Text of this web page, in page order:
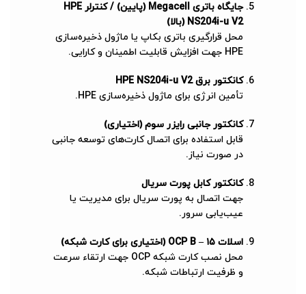
جایگاه باتری Megacell (پایین) / کنترلر HPE
NS204i-u V2 (بالا)
محل قرارگیری باتری بکاپ یا ماژول ذخیره‌سازی
HPE جهت افزایش قابلیت اطمینان و کارایی.
کانکتور برق HPE NS204i-u V2
تأمین انرژی برای ماژول ذخیره‌سازی HPE.
کانکتور جانبی رایزر سوم (اختیاری)
قابل استفاده برای اتصال کارت‌های توسعه جانبی
در صورت نیاز.
کانکتور کابل پورت سریال
جهت اتصال به پورت سریال برای مدیریت یا
عیب‌یابی سرور.
اسلات ۱۵ – OCP B (اختیاری برای کارت شبکه)
محل نصب کارت شبکه OCP جهت ارتقاء سرعت
و ظرفیت ارتباطات شبکه.